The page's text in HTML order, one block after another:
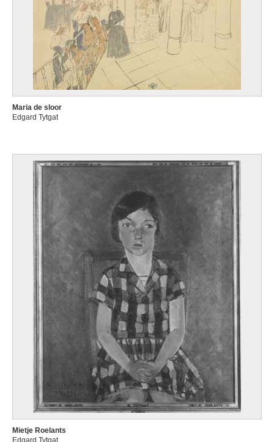
Maria de sloor
Edgard Tytgat
Mietje Roelants
Edgard Tytgat